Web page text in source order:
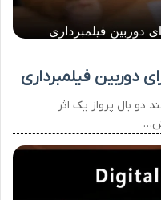
دوربین فیلمبرداری
دو بال پرواز یک اثر